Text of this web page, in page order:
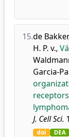
15.de
H. P. v.,
Garcia-
J. Cell Sci.
doi DEA